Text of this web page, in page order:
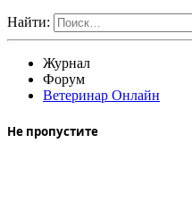
Найти:
Журнал
Форум
Ветеринар Онлайн
Не пропустите